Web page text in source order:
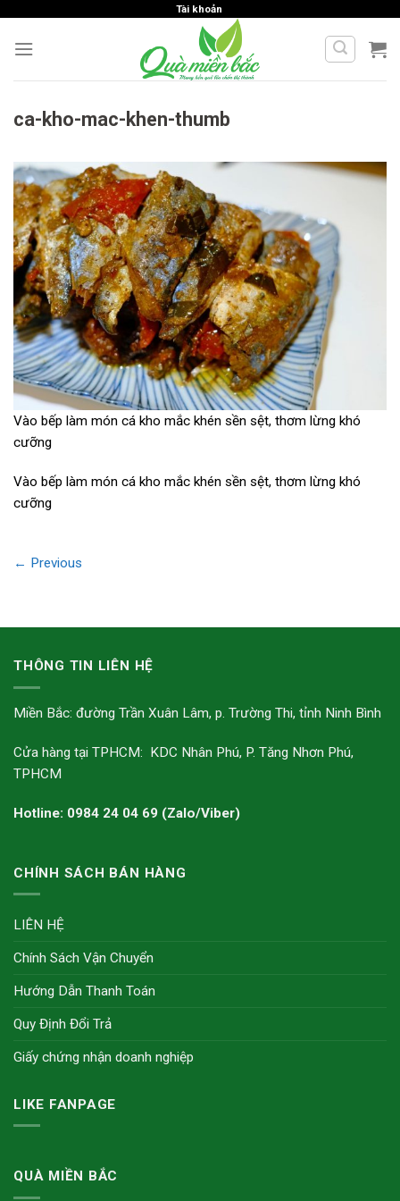
content
Tài khoản
ca-kho-mac-khen-thumb
Vào bếp làm món cá kho mắc khén sền sệt, thơm lừng khó
cưỡng
Vào bếp làm món cá kho mắc khén sền sệt, thơm lừng khó
cưỡng
← Previous
THÔNG TIN LIÊN HỆ
Miền Bắc: đường Trần Xuân Lâm, p. Trường Thi, tỉnh Ninh Bình
Cửa hàng tại TPHCM: KDC Nhân Phú, P. Tăng Nhơn Phú,
TPHCM
Hotline: 0984 24 04 69 (Zalo/Viber)
CHÍNH SÁCH BÁN HÀNG
LIÊN HỆ
Chính Sách Vận Chuyển
Hướng Dẫn Thanh Toán
Quy Định Đổi Trả
Giấy chứng nhận doanh nghiệp
LIKE FANPAGE
QUÀ MIỀN BẮC